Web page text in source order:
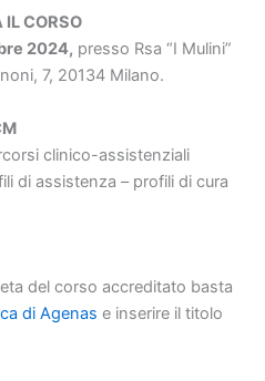
IL CORSO
2024, presso Rsa “I Mulini”
7, 20134 Milano.
clinico-assistenziali
di assistenza – profili di cura
del corso accreditato basta
di Agenas e inserire il titolo